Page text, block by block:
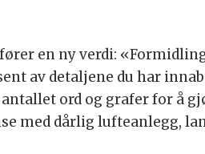
en ny verdi:
av detaljene du har
ord og grafer for å
med dårlig lufteanlegg,